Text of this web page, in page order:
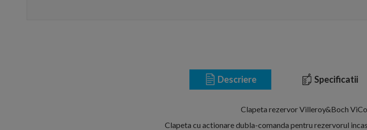
Descriere Specificatii
Clapeta rezervor Villeroy&Boch
Clapeta cu actionare dubla-comanda pentru rezervorul